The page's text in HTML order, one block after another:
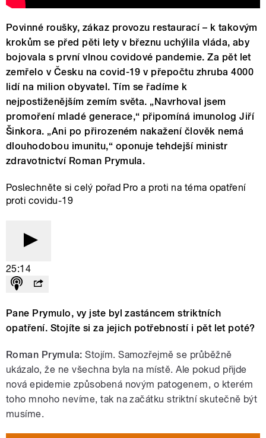
Povinné roušky, zákaz provozu restaurací – k takovým
krokům se před pěti lety v březnu uchýlila vláda, aby
bojovala s první vlnou covidové pandemie. Za pět let
zemřelo v Česku na covid-19 v přepočtu zhruba 4000
lidí na milion obyvatel. Tím se řadíme k
nejpostiženějším zemím světa. „Navrhoval jsem
promoření mladé generace,“ připomíná imunolog Jiří
Šinkora. „Ani po přirozeném nakažení člověk nemá
dlouhodobou imunitu,“ oponuje tehdejší ministr
zdravotnictví Roman Prymula.
Poslechněte si celý pořad Pro a proti na téma opatření
proti covidu-19
25:14
Pane Prymulo, vy jste byl zastáncem striktních
opatření. Stojíte si za jejich potřebností i pět let poté?
Roman Prymula: Stojím. Samozřejmě se průběžně
ukázalo, že ne všechna byla na místě. Ale pokud přijde
nová epidemie způsobená novým patogenem, o kterém
toho mnoho nevíme, tak na začátku striktní skutečně být
musíme.